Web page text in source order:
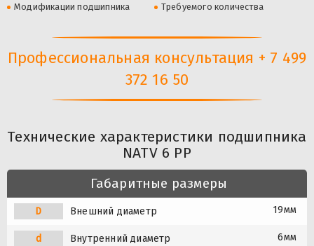
Модификации подшипника
Требуемого количества
Профессиональная консультация + 7 499
372 16 50
Технические характеристики подшипника
NATV 6 PP
Габаритные размеры
D Внешний диаметр 19мм
d Внутренний диаметр 6мм